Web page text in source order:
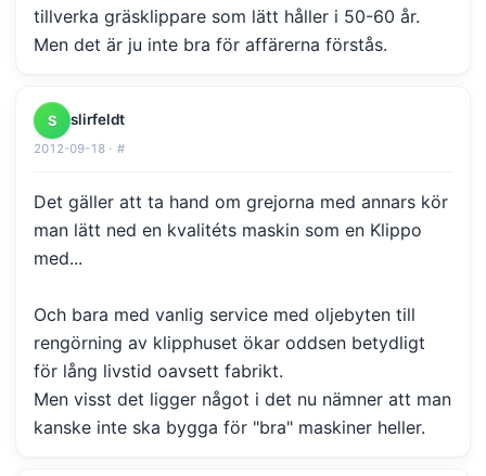
tillverka gräsklippare som lätt håller i 50-60 år.
Men det är ju inte bra för affärerna förstås.
S slirfeldt
2012-09-18 · #
Det gäller att ta hand om grejorna med annars kör
man lätt ned en kvalitéts maskin som en Klippo
med...
Och bara med vanlig service med oljebyten till
rengörning av klipphuset ökar oddsen betydligt
för lång livstid oavsett fabrikt.
Men visst det ligger något i det nu nämner att man
kanske inte ska bygga för "bra" maskiner heller.